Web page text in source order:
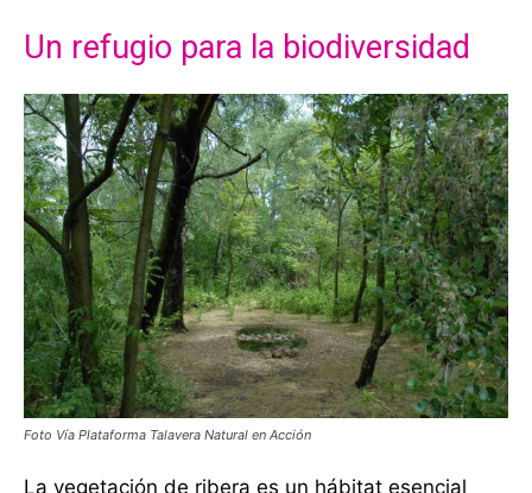
Un refugio para la biodiversidad
Foto Vía Plataforma Talavera Natural en Acción
La vegetación de ribera es un hábitat esencial